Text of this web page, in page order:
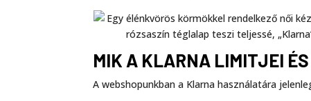
MIK A KLARNA LIMITJEI
A webshopunkban a Klarna használatára